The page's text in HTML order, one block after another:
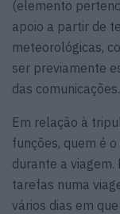
(elemento
apoio a partir de
meteorológicas,
ser previamente
das comunicações.
Em relação à
funções, quem é
durante a
tarefas numa
vários dias em